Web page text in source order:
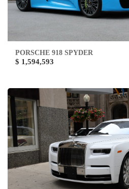
PORSCHE 918 SPYDER
$ 1,594,593